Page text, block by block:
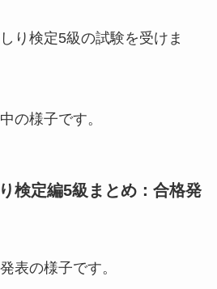
り検定5級の試験を受けま
の様子です。
検定編5級まとめ：合格発
表の様子です。